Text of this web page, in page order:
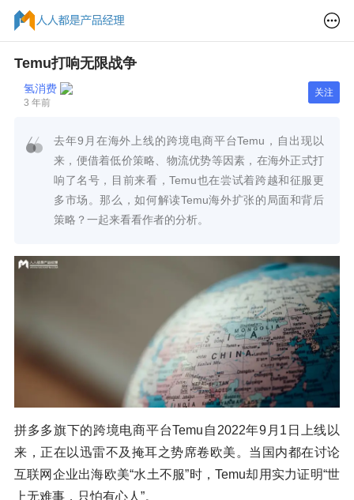
Temu打响无限战争
氢消费
3 年前
关注
去年9月在海外上线的跨境电商平台Temu，自出现以
来，便借着低价策略、物流优势等因素，在海外正式打
响了名号，目前来看，Temu也在尝试着跨越和征服更
多市场。那么，如何解读Temu海外扩张的局面和背后
策略？一起来看看作者的分析。
拼多多旗下的跨境电商平台Temu自2022年9月1日上线以
来，正在以迅雷不及掩耳之势席卷欧美。当国内都在讨论
互联网企业出海欧美“水土不服”时，Temu却用实力证明“世
上无难事，只怕有心人”。